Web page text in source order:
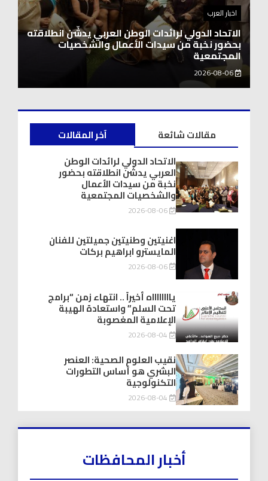
اخبار العرب
اغنيتين وطنيتين جميلتين للفنان المايسترو ابراهيم
بركات
2026-08-06
آخر المقالات
مقالات شائعة
الاتحاد الدولي لرائدات الوطن
العربي يدشّن انطلاقته بحضور
نخبة من سيدات الأعمال
والشخصيات المجتمعية
2026-08-06
اغنيتين وطنيتين جميلتين للفنان
المايسترو ابراهيم بركات
2026-08-06
يااااااااه أخيراً .. انتهاء زمن “برامج
تحت السلم” واستعادة الهيبة
الإعلامية المغصوبة
2026-08-04
نقيب العلوم الصحية: العنصر
البشري هو أساس التطورات
التكنولوجية
2026-08-04
أخبار المحافظات